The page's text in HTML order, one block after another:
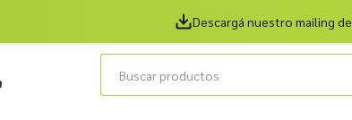
Descargá nuestro mailing de